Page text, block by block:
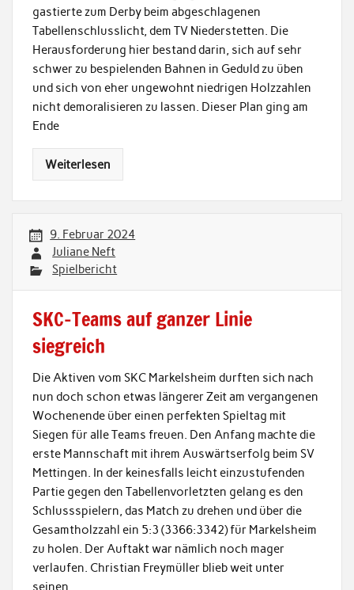
gastierte zum Derby beim abgeschlagenen
Tabellenschlusslicht, dem TV Niederstetten. Die
Herausforderung hier bestand darin, sich auf sehr
schwer zu bespielenden Bahnen in Geduld zu üben
und sich von eher ungewohnt niedrigen Holzzahlen
nicht demoralisieren zu lassen. Dieser Plan ging am
Ende
Weiterlesen
9. Februar 2024
Juliane Neft
Spielbericht
SKC-Teams auf ganzer Linie
siegreich
Die Aktiven vom SKC Markelsheim durften sich nach
nun doch schon etwas längerer Zeit am vergangenen
Wochenende über einen perfekten Spieltag mit
Siegen für alle Teams freuen. Den Anfang machte die
erste Mannschaft mit ihrem Auswärtserfolg beim SV
Mettingen. In der keinesfalls leicht einzustufenden
Partie gegen den Tabellenvorletzten gelang es den
Schlussspielern, das Match zu drehen und über die
Gesamtholzzahl ein 5:3 (3366:3342) für Markelsheim
zu holen. Der Auftakt war nämlich noch mager
verlaufen. Christian Freymüller blieb weit unter
seinen